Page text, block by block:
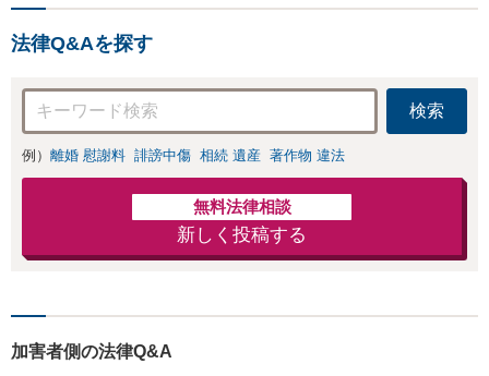
法律Q&Aを探す
検索
例） 離婚 慰謝料 誹謗中傷 相続 遺産 著作物 違法
無料法律相談
新しく投稿する
加害者側の法律Q&A